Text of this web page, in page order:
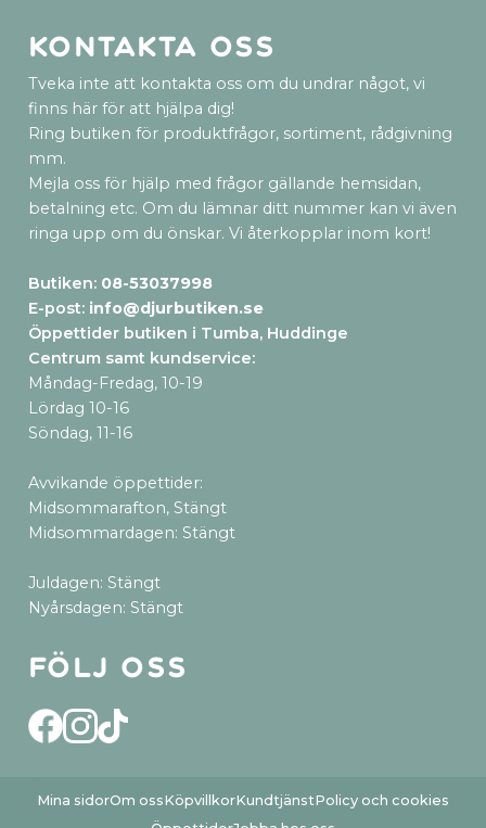
Kontakta oss
Tveka inte att kontakta oss om du undrar något, vi
finns här för att hjälpa dig!
Ring butiken för produktfrågor, sortiment, rådgivning
mm.
Mejla oss för hjälp med frågor gällande hemsidan,
betalning etc. Om du lämnar ditt nummer kan vi även
ringa upp om du önskar. Vi återkopplar inom kort!
Butiken: 08-53037998
E-post: info@djurbutiken.se
Öppettider butiken i Tumba, Huddinge
Centrum samt kundservice:
Måndag-Fredag, 10-19
Lördag 10-16
Söndag, 11-16
Avvikande öppettider:
Midsommarafton, Stängt
Midsommardagen: Stängt
Juldagen: Stängt
Nyårsdagen: Stängt
Följ oss
Mina sidorOm ossKöpvillkorKundtjänstPolicy och cookies